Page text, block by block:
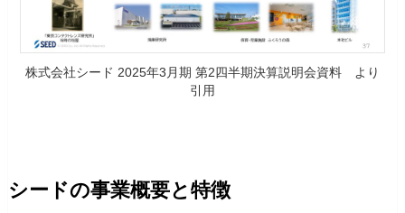
株式会社シード 2025年3月期 第2四半期決算説明会資料 より
引用
シードの事業概要と特徴